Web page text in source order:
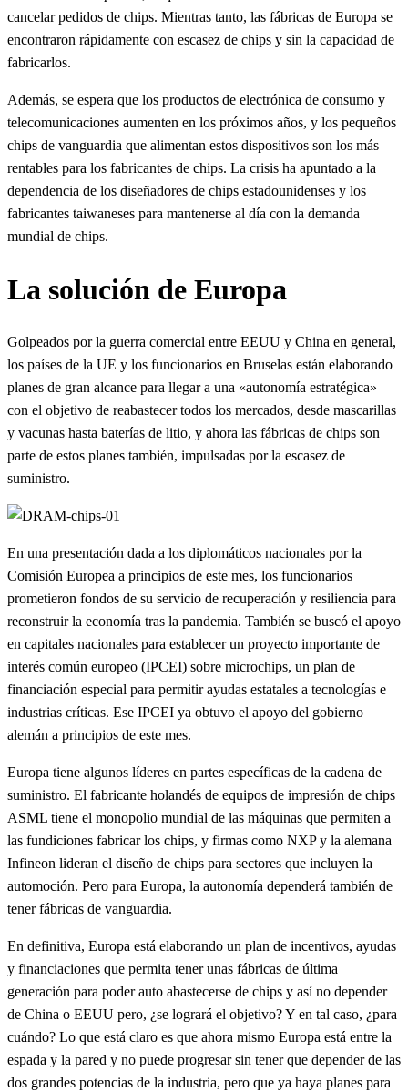
cancelar pedidos de chips. Mientras tanto, las fábricas de Europa se
encontraron rápidamente con escasez de chips y sin la capacidad de
fabricarlos.
Además, se espera que los productos de electrónica de consumo y
telecomunicaciones aumenten en los próximos años, y los pequeños
chips de vanguardia que alimentan estos dispositivos son los más
rentables para los fabricantes de chips. La crisis ha apuntado a la
dependencia de los diseñadores de chips estadounidenses y los
fabricantes taiwaneses para mantenerse al día con la demanda
mundial de chips.
La solución de Europa
Golpeados por la guerra comercial entre EEUU y China en general,
los países de la UE y los funcionarios en Bruselas están elaborando
planes de gran alcance para llegar a una «autonomía estratégica»
con el objetivo de reabastecer todos los mercados, desde mascarillas
y vacunas hasta baterías de litio, y ahora las fábricas de chips son
parte de estos planes también, impulsadas por la escasez de
suministro.
En una presentación dada a los diplomáticos nacionales por la
Comisión Europea a principios de este mes, los funcionarios
prometieron fondos de su servicio de recuperación y resiliencia para
reconstruir la economía tras la pandemia. También se buscó el apoyo
en capitales nacionales para establecer un proyecto importante de
interés común europeo (IPCEI) sobre microchips, un plan de
financiación especial para permitir ayudas estatales a tecnologías e
industrias críticas. Ese IPCEI ya obtuvo el apoyo del gobierno
alemán a principios de este mes.
Europa tiene algunos líderes en partes específicas de la cadena de
suministro. El fabricante holandés de equipos de impresión de chips
ASML tiene el monopolio mundial de las máquinas que permiten a
las fundiciones fabricar los chips, y firmas como NXP y la alemana
Infineon lideran el diseño de chips para sectores que incluyen la
automoción. Pero para Europa, la autonomía dependerá también de
tener fábricas de vanguardia.
En definitiva, Europa está elaborando un plan de incentivos, ayudas
y financiaciones que permita tener unas fábricas de última
generación para poder auto abastecerse de chips y así no depender
de China o EEUU pero, ¿se logrará el objetivo? Y en tal caso, ¿para
cuándo? Lo que está claro es que ahora mismo Europa está entre la
espada y la pared y no puede progresar sin tener que depender de las
dos grandes potencias de la industria, pero que ya haya planes para